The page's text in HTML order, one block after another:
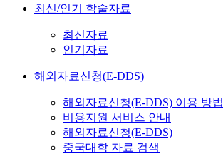
최신/인기 학술자료
최신자료
인기자료
해외자료신청(E-DDS)
해외자료신청(E-DDS) 이용 방법
비용지원 서비스 안내
해외자료신청(E-DDS)
중국대학 자료 검색